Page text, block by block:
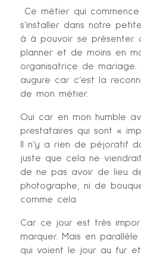
Ce métier qui
s’installer dans notre
à à pouvoir se présenter
planner et de moins en
organisatrice de
augure car c’est la
de mon métier.
Oui car en mon humble
prestataires qui sont «
Il n’y a rien de péjoratif
juste que cela ne
de ne pas avoir de lieu
photographe, ni de
comme cela.
Car ce jour est très
marquer. Mais en
qui voient le jour au fur